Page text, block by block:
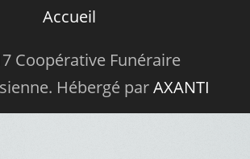
Accueil
Coopérative Funéraire
Hébergé parAXANTI